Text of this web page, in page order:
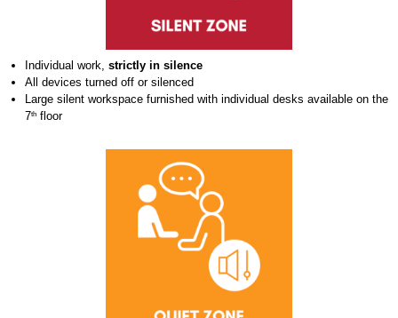
Individual work, strictly in silence
All devices turned off or silenced
Large silent workspace furnished with individual desks available on the
7thfloor